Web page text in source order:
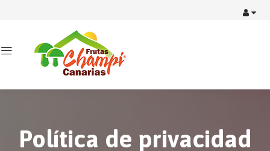
Política de privacidad